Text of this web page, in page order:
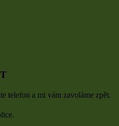
telefon a mi vám zavoláme zpět.